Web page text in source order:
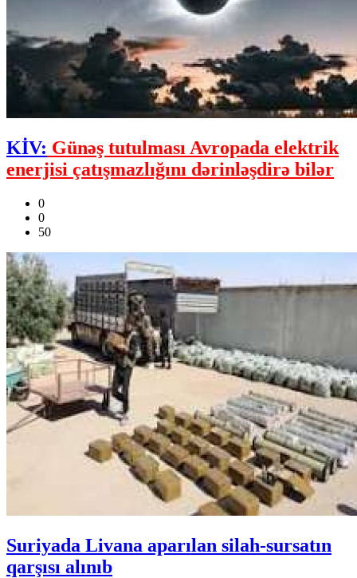
KİV: Günəş tutulması Avropada elektrik
enerjisi çatışmazlığını dərinləşdirə bilər
0
0
50
Suriyada Livana aparılan silah-sursatın
qarşısı alınıb